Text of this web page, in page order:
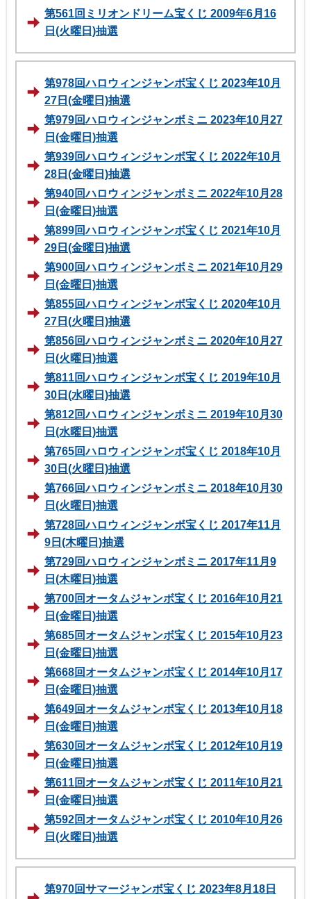
第561回ミリオンドリーム宝くじ 2009年6月16
日(火曜日)抽選
第978回ハロウィンジャンボ宝くじ 2023年10月
27日(金曜日)抽選
第979回ハロウィンジャンボミニ 2023年10月27
日(金曜日)抽選
第939回ハロウィンジャンボ宝くじ 2022年10月
28日(金曜日)抽選
第940回ハロウィンジャンボミニ 2022年10月28
日(金曜日)抽選
第899回ハロウィンジャンボ宝くじ 2021年10月
29日(金曜日)抽選
第900回ハロウィンジャンボミニ 2021年10月29
日(金曜日)抽選
第855回ハロウィンジャンボ宝くじ 2020年10月
27日(火曜日)抽選
第856回ハロウィンジャンボミニ 2020年10月27
日(火曜日)抽選
第811回ハロウィンジャンボ宝くじ 2019年10月
30日(水曜日)抽選
第812回ハロウィンジャンボミニ 2019年10月30
日(水曜日)抽選
第765回ハロウィンジャンボ宝くじ 2018年10月
30日(火曜日)抽選
第766回ハロウィンジャンボミニ 2018年10月30
日(火曜日)抽選
第728回ハロウィンジャンボ宝くじ 2017年11月
9日(木曜日)抽選
第729回ハロウィンジャンボミニ 2017年11月9
日(木曜日)抽選
第700回オータムジャンボ宝くじ 2016年10月21
日(金曜日)抽選
第685回オータムジャンボ宝くじ 2015年10月23
日(金曜日)抽選
第668回オータムジャンボ宝くじ 2014年10月17
日(金曜日)抽選
第649回オータムジャンボ宝くじ 2013年10月18
日(金曜日)抽選
第630回オータムジャンボ宝くじ 2012年10月19
日(金曜日)抽選
第611回オータムジャンボ宝くじ 2011年10月21
日(金曜日)抽選
第592回オータムジャンボ宝くじ 2010年10月26
日(火曜日)抽選
第970回サマージャンボ宝くじ 2023年8月18日